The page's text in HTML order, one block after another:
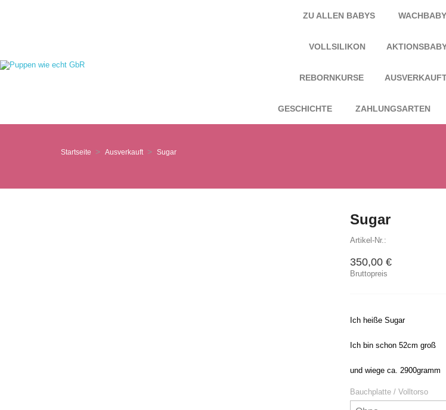
ZU ALLEN BABYS
VOLLSILIKON
REBORNKURSE
GESCHICHTE ZAHLUNGSARTEN
Startseite Ausverkauft Sugar
Sugar
Artikel-Nr.:
350,00 €
Bruttopreis
Ich heiße Sugar
Ich bin schon 52cm groß
und wiege ca. 2900gramm
Bauchplatte / Volltorso